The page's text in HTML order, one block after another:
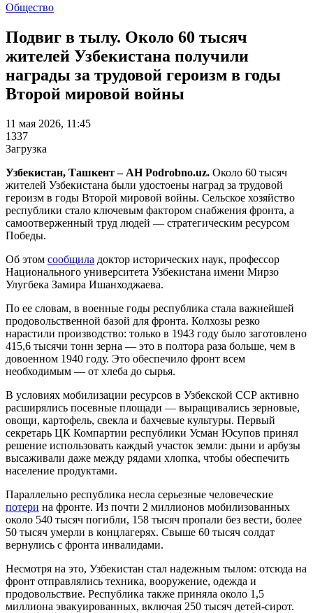
Общество
Подвиг в тылу. Около 60 тысяч
жителей Узбекистана получили
награды за трудовой героизм в годы
Второй мировой войны
11 мая 2026, 11:45
1337
Загрузка
Узбекистан, Ташкент – АН Podrobno.uz. Около 60 тысяч
жителей Узбекистана были удостоены наград за трудовой
героизм в годы Второй мировой войны. Сельское хозяйство
республики стало ключевым фактором снабжения фронта, а
самоотверженный труд людей — стратегическим ресурсом
Победы.
Об этом сообщила доктор исторических наук, профессор
Национального университета Узбекистана имени Мирзо
Улугбека Замира Ишанходжаева.
По ее словам, в военные годы республика стала важнейшей
продовольственной базой для фронта. Колхозы резко
нарастили производство: только в 1943 году было заготовлено
415,6 тысячи тонн зерна — это в полтора раза больше, чем в
довоенном 1940 году. Это обеспечило фронт всем
необходимым — от хлеба до сырья.
В условиях мобилизации ресурсов в Узбекской ССР активно
расширялись посевные площади — выращивались зерновые,
овощи, картофель, свекла и бахчевые культуры. Первый
секретарь ЦК Компартии республики Усман Юсупов принял
решение использовать каждый участок земли: дыни и арбузы
высаживали даже между рядами хлопка, чтобы обеспечить
население продуктами.
Параллельно республика несла серьезные человеческие
потери на фронте. Из почти 2 миллионов мобилизованных
около 540 тысяч погибли, 158 тысяч пропали без вести, более
50 тысяч умерли в концлагерях. Свыше 60 тысяч солдат
вернулись с фронта инвалидами.
Несмотря на это, Узбекистан стал надежным тылом: отсюда на
фронт отправлялись техника, вооружение, одежда и
продовольствие. Республика также приняла около 1,5
миллиона эвакуированных, включая 250 тысяч детей-сирот.